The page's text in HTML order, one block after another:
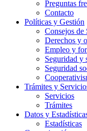
Preguntas
Contacto
Políticas y Gestión
Consejos de
Derechos y
Empleo y
Seguridad y
Seguridad
Trámites y
Servicios
Trámites
Datos y
Estadísticas